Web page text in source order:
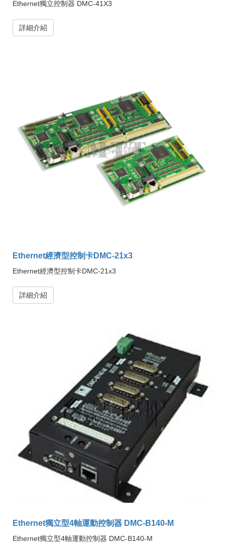
Ethernet獨立控制器 DMC-41X3
詳細介紹
Ethernet經濟型控制卡DMC-21x3
Ethernet經濟型控制卡DMC-21x3
詳細介紹
Ethernet獨立型4軸運動控制器 DMC-B140-M
Ethernet獨立型4軸運動控制器 DMC-B140-M